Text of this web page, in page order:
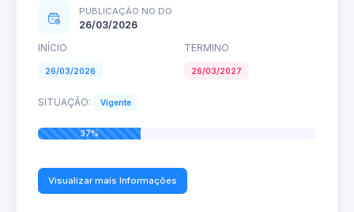
PUBLICAÇÃO NO DO
26/03/2026
INÍCIO
TERMINO
26/03/2026 26/03/2027
SITUAÇÃO: Vigente
37%
Visualizar mais Informações